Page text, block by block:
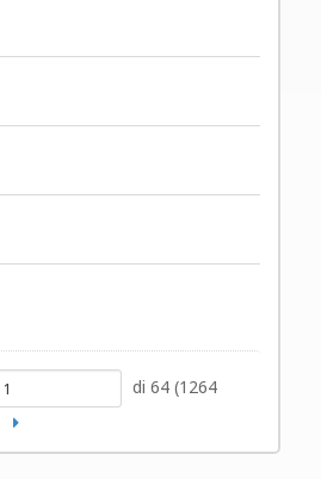
di 64 (1264